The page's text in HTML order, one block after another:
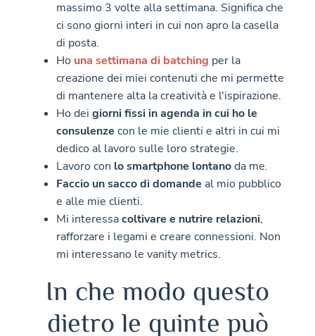
massimo 3 volte alla settimana. Significa che
ci sono giorni interi in cui non apro la casella
di posta.
Ho una settimana di batching per la
creazione dei miei contenuti che mi permette
di mantenere alta la creatività e l'ispirazione.
Ho dei giorni fissi in agenda in cui ho le
consulenze con le mie clienti e altri in cui mi
dedico al lavoro sulle loro strategie.
Lavoro con lo smartphone lontanoda me.
Faccio un sacco di domande al mio pubblico
e alle mie clienti.
Mi interessacoltivare e nutrire relazioni,
rafforzare i legami e creare connessioni. Non
mi interessano le vanity metrics.
In che modo questo
dietro le quinte può